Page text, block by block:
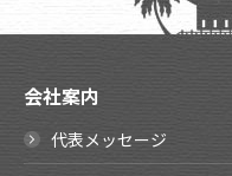
会社案内
代表メッセージ